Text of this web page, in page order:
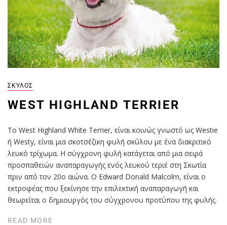
ΣΚΎΛΟΣ
WEST HIGHLAND TERRIER
Το West Highland White Terrier, είναι κοινώς γνωστό ως Westie
ή Westy, είναι μια σκοτσέζικη φυλή σκύλου με ένα διακριτικό
λευκό τρίχωμα. Η σύγχρονη φυλή κατάγεται από μια σειρά
προσπαθειών αναπαραγωγής ενός λευκού τεριέ στη Σκωτία
πριν από τον 20ο αιώνα. Ο Edward Donald Malcolm, είναι ο
εκτροφέας που ξεκίνησε την επιλεκτική αναπαραγωγή και
θεωρείται ο δημιουργός του σύγχρονου προτύπου της φυλής.
READ MORE